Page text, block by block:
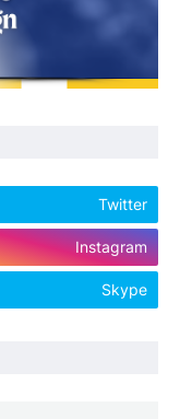
Twitter
Instagram
Skype